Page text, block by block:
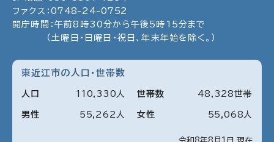
ファクス： 0748- 24-0752
開庁時間：午前8時30分から午後5時15分まで
（土曜日・日曜日・祝日、年末年始を除く。）
東近江市の人口・世帯数
令和8年8月1日 現在
人口 110 330 人
男性 55 262 人 女性 55 068 人
世帯数 48 328世帯